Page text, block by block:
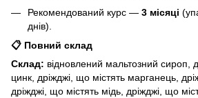
Рекомендований курс — 3 місяці
днів).
📋 Повний склад
Склад: відновлений мальтозний сироп,
цинк, дріжджі, що містять марганець,
дріжджі, що містять мідь, дріжджі, що